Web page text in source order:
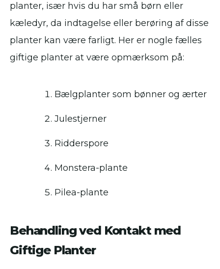
planter, især hvis du har små børn eller
kæledyr, da indtagelse eller berøring af disse
planter kan være farligt. Her er nogle fælles
giftige planter at være opmærksom på:
Bælgplanter som bønner og ærter
Julestjerner
Ridderspore
Monstera-plante
Pilea-plante
Behandling ved Kontakt med
Giftige Planter